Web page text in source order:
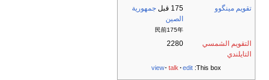
تقويم مينگوو
175 قبل
جمهورية
الصين
民前175年
التقويم الشمسي
التايلندي
2280
This box:
view talk edit